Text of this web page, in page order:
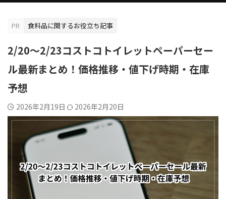
PR 食料品に関するお役立ち記事
2/20〜2/23コストコトイレットペーパーセー
ル最新まとめ！価格推移・値下げ時期・在庫
予想
2026年2月19日 2026年2月20日